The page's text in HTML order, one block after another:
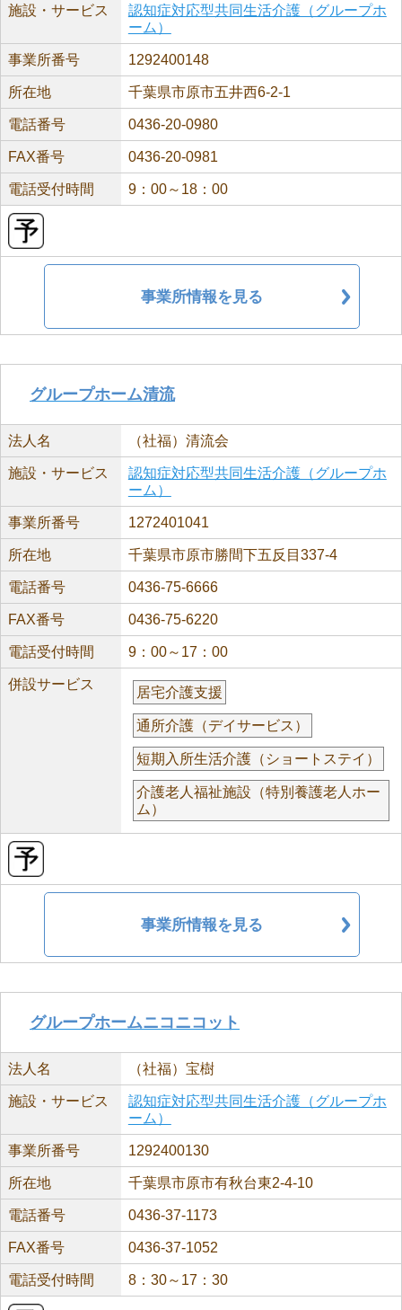
施設・サービス
認知症対応型共同生活介護（グループホ
ーム）
事業所番号 1292400148
所在地 千葉県市原市五井西6-2-1
電話番号 0436-20-0980
FAX番号 0436-20-0981
電話受付時間 9：00～18：00
事業所情報を見る
グループホーム清流
法人名 （社福）清流会
施設・サービス
認知症対応型共同生活介護（グループホ
ーム）
事業所番号 1272401041
所在地 千葉県市原市勝間下五反目337-4
電話番号 0436-75-6666
FAX番号 0436-75-6220
電話受付時間 9：00～17：00
併設サービス
居宅介護支援
通所介護（デイサービス）
短期入所生活介護（ショートステイ）
介護老人福祉施設（特別養護老人ホー
ム）
事業所情報を見る
グループホームニコニコット
法人名 （社福）宝樹
施設・サービス
認知症対応型共同生活介護（グループホ
ーム）
事業所番号 1292400130
所在地 千葉県市原市有秋台東2-4-10
電話番号 0436-37-1173
FAX番号 0436-37-1052
電話受付時間 8：30～17：30